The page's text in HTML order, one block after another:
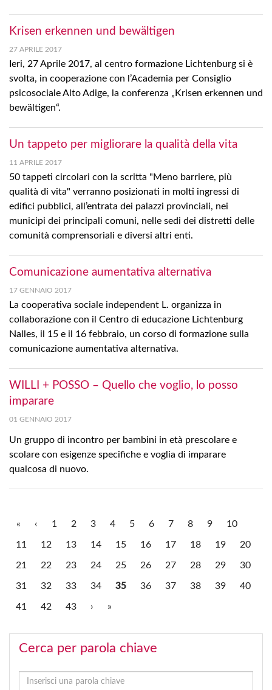
Krisen erkennen und bewältigen
27 APRILE 2017
Ieri, 27 Aprile 2017, al centro formazione Lichtenburg si è
svolta, in cooperazione con l’Academia per Consiglio
psicosociale Alto Adige, la conferenza „Krisen erkennen und
bewältigen“.
Un tappeto per migliorare la qualità della vita
11 APRILE 2017
50 tappeti circolari con la scritta "Meno barriere, più
qualità di vita" verranno posizionati in molti ingressi di
edifici pubblici, all’entrata dei palazzi provinciali, nei
municipi dei principali comuni, nelle sedi dei distretti delle
comunità comprensoriali e diversi altri enti.
Comunicazione aumentativa alternativa
17 GENNAIO 2017
La cooperativa sociale independent L. organizza in
collaborazione con il Centro di educazione Lichtenburg
Nalles, il 15 e il 16 febbraio, un corso di formazione sulla
comunicazione aumentativa alternativa.
WILLI + POSSO – Quello che voglio, lo posso
imparare
01 GENNAIO 2017
Un gruppo di incontro per bambini in età prescolare e
scolare con esigenze specifiche e voglia di imparare
qualcosa di nuovo.
« ‹ 1 2 3 4 5 6 7 8 9 10
11 12 13 14 15 16 17 18 19 20
21 22 23 24 25 26 27 28 29 30
31 32 33 34 35 36 37 38 39 40
41 42 43 › »
Cerca per parola chiave